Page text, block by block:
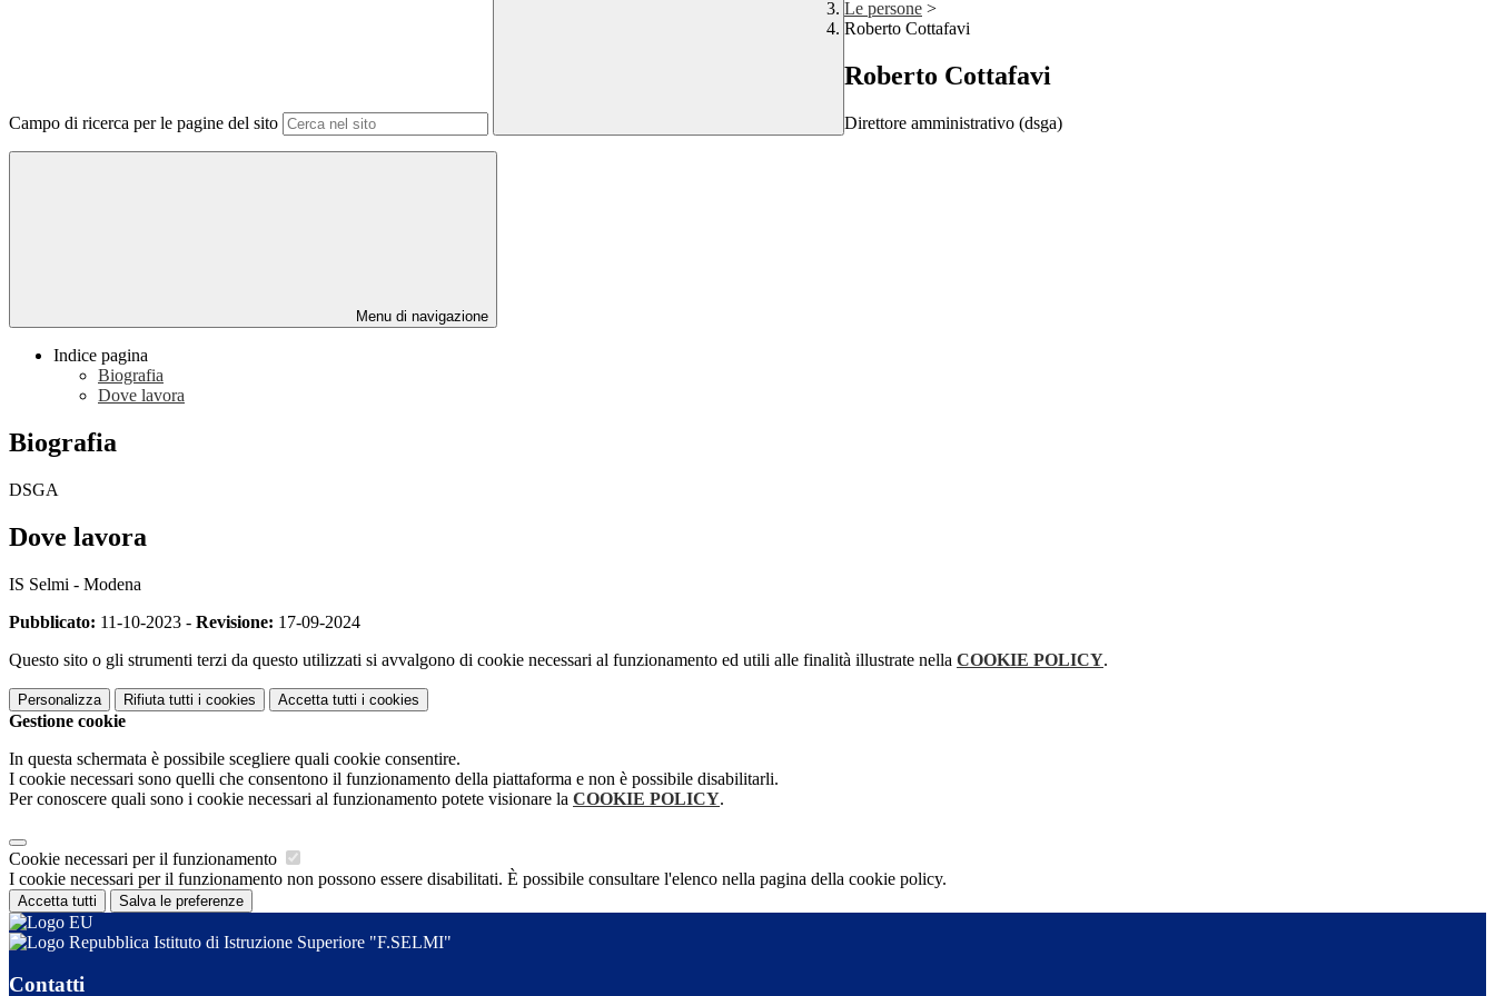
Campo di ricerca per le pagine del sito
Le persone >
Roberto Cottafavi
Roberto Cottafavi
Direttore amministrativo (dsga)
Menu di navigazione
Indice pagina
Biografia
Dove lavora
Biografia
DSGA
Dove lavora
IS Selmi - Modena
Pubblicato: 11-10-2023 - Revisione: 17-09-2024
Questo sito o gli strumenti terzi da questo utilizzati si avvalgono di cookie necessari al funzionamento ed utili alle finalità illustrate nella COOKIE POLICY.
Personalizza Rifiuta tutti i cookies Accetta tutti i cookies
Gestione cookie
In questa schermata è possibile scegliere quali cookie consentire.
I cookie necessari sono quelli che consentono il funzionamento della piattaforma e non è possibile disabilitarli.
Per conoscere quali sono i cookie necessari al funzionamento potete visionare la COOKIE POLICY.
Cookie necessari per il funzionamento
I cookie necessari per il funzionamento non possono essere disabilitati. È possibile consultare l'elenco nella pagina della cookie policy.
Accetta tutti Salva le preferenze
Istituto di Istruzione Superiore "F.SELMI"
Contatti